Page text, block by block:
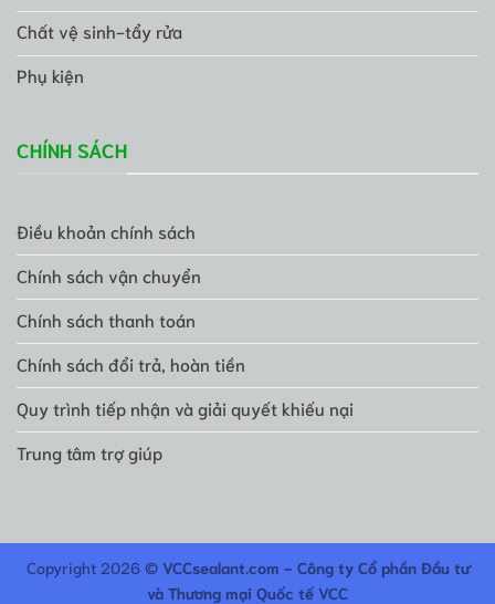
Chất vệ sinh-tẩy rửa
Phụ kiện
CHÍNH SÁCH
Điều khoản chính sách
Chính sách vận chuyển
Chính sách thanh toán
Chính sách đổi trả, hoàn tiền
Quy trình tiếp nhận và giải quyết khiếu nại
Trung tâm trợ giúp
Copyright 2026 © VCCsealant.com - Công ty Cổ phần Đầu tư
và Thương mại Quốc tế VCC